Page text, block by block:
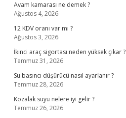
Avam kamarası ne demek ?
Ağustos 4, 2026
12 KDV oranı var mı ?
Ağustos 3, 2026
İkinci araç sigortası neden yüksek çıkar ?
Temmuz 31, 2026
Su basıncı düşürücü nasıl ayarlanır ?
Temmuz 28, 2026
Kozalak suyu nelere iyi gelir ?
Temmuz 26, 2026